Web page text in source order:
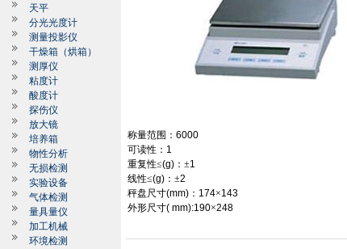
天平
分光光度计
测量投影仪
干燥箱（烘箱）
测厚仪
粘度计
酸度计
探伤仪
放大镜
培养箱
物性分析
无损检测
实验设备
气体检测
量具量仪
加工机械
环境检测
称量范围： 6000
可读性： 1
重复性≤(g) ：±1
线性≤(g) ：±2
秤盘尺寸(mm) ： 174×143
外形尺寸( mm):190×248